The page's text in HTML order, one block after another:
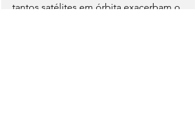
tantos satélites em órbita exacerbam o